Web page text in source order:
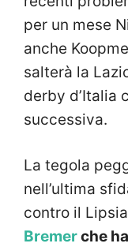
per un mese
anche
salterà la
derby d’Italia
successiva.
La tegola
nell’ultima
contro il Lipsia
Bremerche